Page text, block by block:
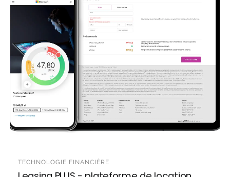
TECHNOLOGIE FINANCIÈRE